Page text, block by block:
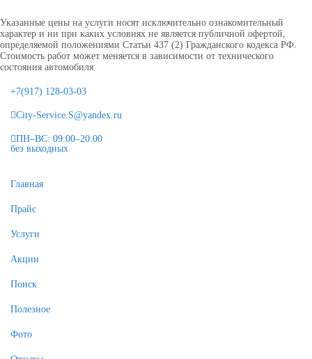
Указанные цены на услуги носят исключительно ознакомительный
характер и ни при каких условиях не является публичной офертой,
определяемой положениями Статьи 437 (2) Гражданского кодекса РФ.
Стоимость работ может меняется в зависимости от технического
состояния автомобиля.
+7(917) 128-03-03
City-Service.S@yandex.ru
ПН–ВС: 09:00–20:00
без выходных
Главная
Прайс
Услуги
Акции
Поиск
Полезное
Фото